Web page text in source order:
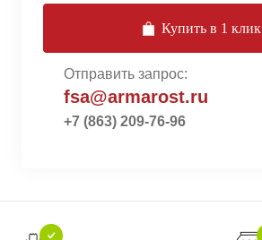
Купить в 1 клик
Отправить запрос:
fsa@armarost.ru
+7 (863) 209-76-96